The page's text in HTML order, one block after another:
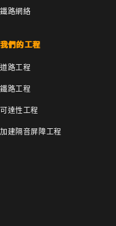
鐵路網絡
我們的工程
道路工程
鐵路工程
可達性工程
加建隔音屏障工程